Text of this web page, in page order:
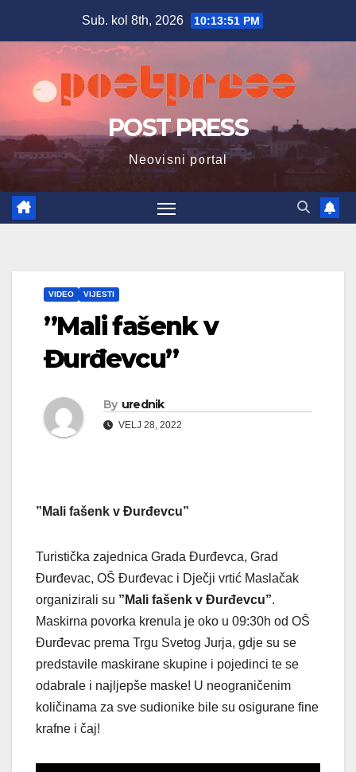
Sub. kol 8th, 2026 10:13:52 PM
POST PRESS
Neovisni portal
VIDEO VIJESTI
”Mali fašenk v
Đurđevcu”
By urednik
VELJ 28, 2022
”Mali fašenk v Đurđevcu”
Turistička zajednica Grada Đurđevca, Grad
Đurđevac, OŠ Đurđevac i Dječji vrtić Maslačak
organizirali su ”Mali fašenk v Đurđevcu”.
Maskirna povorka krenula je oko u 09:30h od OŠ
Đurđevac prema Trgu Svetog Jurja, gdje su se
predstavile maskirane skupine i pojedinci te se
odabrale i najljepše maske! U neograničenim
količinama za sve sudionike bile su osigurane fine
krafne i čaj!